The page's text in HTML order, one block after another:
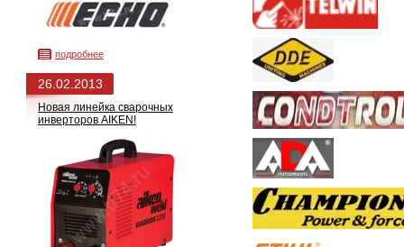
подробнее
26.02.2013
Новая линейка сварочных
инверторов AIKEN!